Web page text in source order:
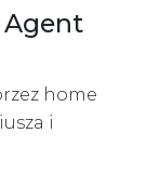
Agent
home
i